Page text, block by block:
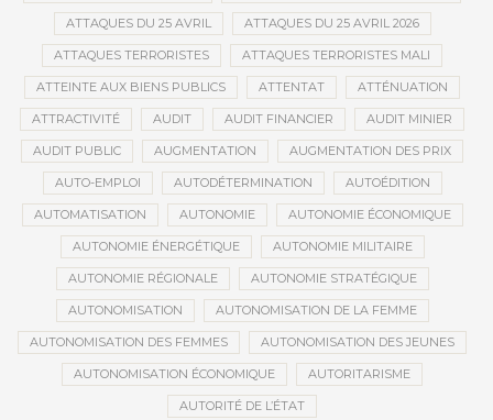
ATTAQUES DU 25 AVRIL ATTAQUES DU 25 AVRIL 2026
ATTAQUES TERRORISTES ATTAQUES TERRORISTES MALI
ATTEINTE AUX BIENS PUBLICS ATTENTAT ATTÉNUATION
ATTRACTIVITÉ AUDIT AUDIT FINANCIER AUDIT MINIER
AUDIT PUBLIC AUGMENTATION AUGMENTATION DES PRIX
AUTO-EMPLOI AUTODÉTERMINATION AUTOÉDITION
AUTOMATISATION AUTONOMIE AUTONOMIE ÉCONOMIQUE
AUTONOMIE ÉNERGÉTIQUE AUTONOMIE MILITAIRE
AUTONOMIE RÉGIONALE AUTONOMIE STRATÉGIQUE
AUTONOMISATION AUTONOMISATION DE LA FEMME
AUTONOMISATION DES FEMMES AUTONOMISATION DES JEUNES
AUTONOMISATION ÉCONOMIQUE AUTORITARISME
AUTORITÉ DE L’ÉTAT